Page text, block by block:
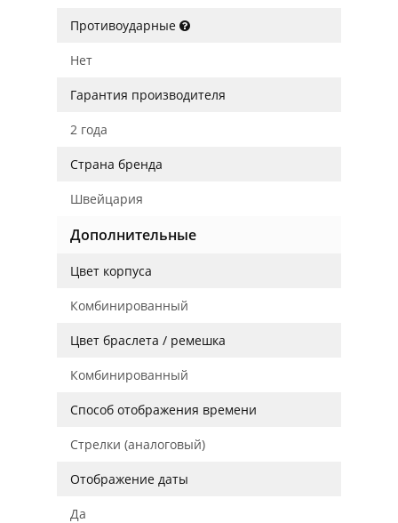
Противоударные
Нет
Гарантия производителя
2 года
Страна бренда
Швейцария
Дополнительные
Цвет корпуса
Комбинированный
Цвет браслета / ремешка
Комбинированный
Способ отображения времени
Стрелки (аналоговый)
Отображение даты
Да